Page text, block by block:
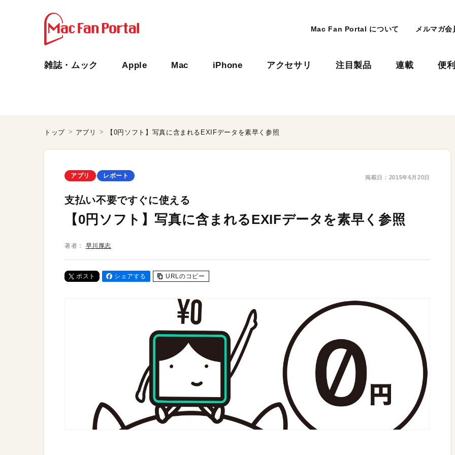
Mac Fan Portal について メルマガ会
雑誌・ムック Apple Mac iPhone アクセサリ 注目製品 連載 便
トップ アプリ 【0円ソフト】写真に含まれるEXIFデータを素早く参照
アプリ レポート 掲載日： 2015年6月20日
支払い不要ですぐに使える
【0円ソフト】写真に含まれるEXIFデータを素早く参照
著者： 早川厚志
ポスト シェアする URLのコピー